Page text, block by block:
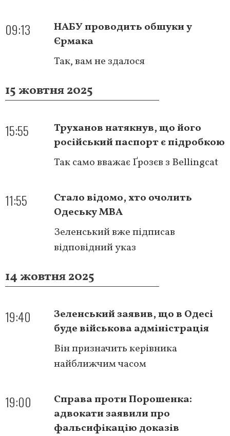
09:13
НАБУ проводить обшуки у
Єрмака
Так, вам не здалося
15 жовтня 2025
15:55
Труханов натякнув, що його
російський паспорт є підробкою
Так само вважає Ґрозєв з Bellingcat
11:55
Стало відомо, хто очолить
Одеську МВА
Зеленський вже підписав
відповідний указ
14 жовтня 2025
19:40
Зеленський заявив, що в Одесі
буде військова адміністрація
Він призначить керівника
найближчим часом
19:00
Справа проти Порошенка:
адвокати заявили про
фальсифікацію доказів